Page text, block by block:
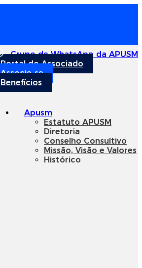
Grupo de WhatsApp da APUSM
Portal do Associado
Associe-se
Benefícios
Apusm
Estatuto APUSM
Diretoria
Conselho Consultivo
Missão, Visão e Valores
Histórico